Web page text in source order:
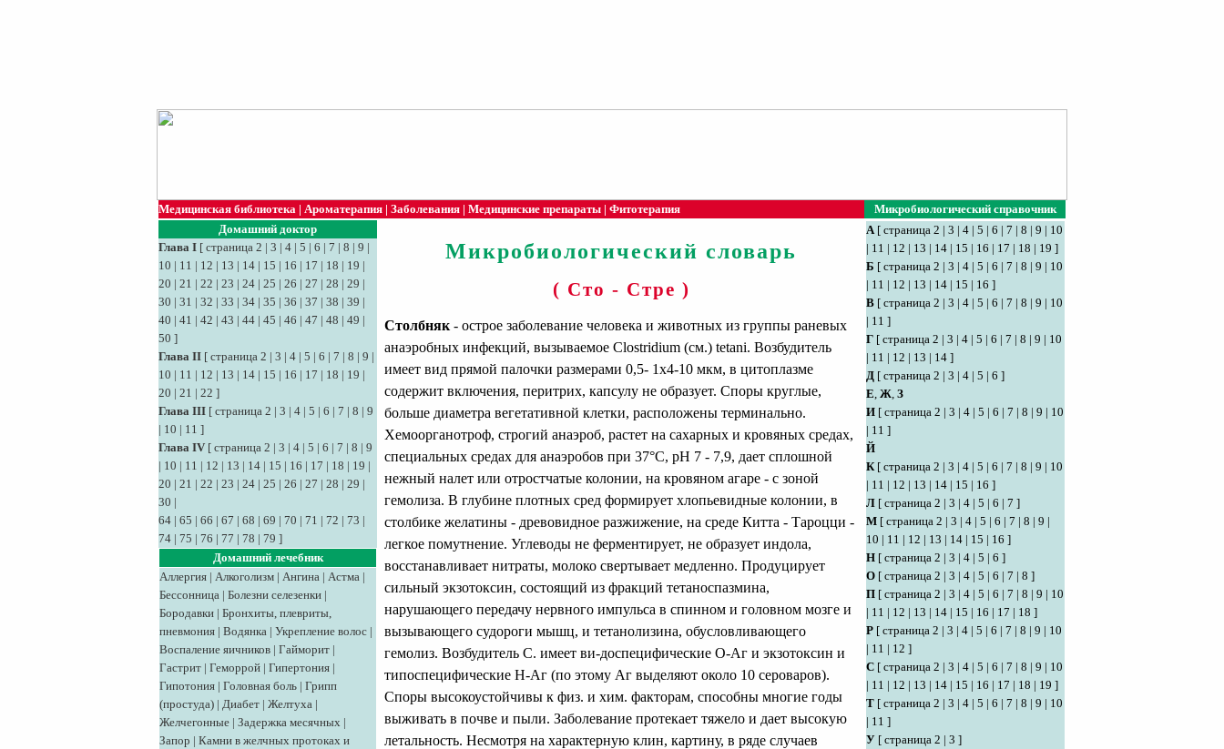
Медицинская библиотека | Ароматерапия | Заболевания | Медицинские препараты | Фитотерапия
Микробиологический справочник
Домашний доктор
Глава I [ страница 2 | 3 | 4 | 5 | 6 | 7 | 8 | 9 |
10 | 11 | 12 | 13 | 14 | 15 | 16 | 17 | 18 | 19 |
20 | 21 | 22 | 23 | 24 | 25 | 26 | 27 | 28 | 29 |
30 | 31 | 32 | 33 | 34 | 35 | 36 | 37 | 38 | 39 |
40 | 41 | 42 | 43 | 44 | 45 | 46 | 47 | 48 | 49 |
50 ]
Глава II [ страница 2 | 3 | 4 | 5 | 6 | 7 | 8 | 9 |
10 | 11 | 12 | 13 | 14 | 15 | 16 | 17 | 18 | 19 |
20 | 21 | 22 ]
Глава III [ страница 2 | 3 | 4 | 5 | 6 | 7 | 8 | 9
| 10 | 11 ]
Глава IV [ страница 2 | 3 | 4 | 5 | 6 | 7 | 8 | 9
| 10 | 11 | 12 | 13 | 14 | 15 | 16 | 17 | 18 | 19 |
20 | 21 | 22 | 23 | 24 | 25 | 26 | 27 | 28 | 29 |
30 |
64 | 65 | 66 | 67 | 68 | 69 | 70 | 71 | 72 | 73 |
74 | 75 | 76 | 77 | 78 | 79 ]
Домашний лечебник
Аллергия | Алкоголизм | Ангина | Астма |
Бессонница | Болезни селезенки |
Бородавки | Бронхиты, плевриты,
пневмония | Водянка | Укрепление волос |
Воспаление яичников | Гайморит |
Гастрит | Геморрой | Гипертония |
Гипотония | Головная боль | Грипп
(простуда) | Диабет | Желтуха |
Желчегонные | Задержка месячных |
Запор | Камни в желчных протоках и
Микробиологический словарь
( Сто - Стре )
Столбняк - острое заболевание человека и животных из группы раневых
анаэробных инфекций, вызываемое Clostridium (см.) tetani. Возбудитель
имеет вид прямой палочки размерами 0,5- 1x4-10 мкм, в цитоплазме
содержит включения, перитрих, капсулу не образует. Споры круглые,
больше диаметра вегетативной клетки, расположены терминально.
Хемоорганотроф, строгий анаэроб, растет на сахарных и кровяных средах,
специальных средах для анаэробов при 37°С, рН 7 - 7,9, дает сплошной
нежный налет или отростчатые колонии, на кровяном агаре - с зоной
гемолиза. В глубине плотных сред формирует хлопьевидные колонии, в
столбике желатины - древовидное разжижение, на среде Китта - Тароцци -
легкое помутнение. Углеводы не ферментирует, не образует индола,
восстанавливает нитраты, молоко свертывает медленно. Продуцирует
сильный экзотоксин, состоящий из фракций тетаноспазмина,
нарушающего передачу нервного импульса в спинном и головном мозге и
вызывающего судороги мышц, и тетанолизина, обусловливающего
гемолиз. Возбудитель С. имеет ви-доспецифические О-Аг и экзотоксин и
типоспецифические Н-Аг (по этому Аг выделяют около 10 сероваров).
Споры высокоустойчивы к физ. и хим. факторам, способны многие годы
выживать в почве и пыли. Заболевание протекает тяжело и дает высокую
летальность. Несмотря на характерную клин, картину, в ряде случаев
А[ страница 2 | 3 | 4 | 5 | 6 | 7 | 8 | 9 | 10
| 11 | 12 | 13 | 14 | 15 | 16 | 17 | 18 | 19 ]
Б [ страница 2 | 3 | 4 | 5 | 6 | 7 | 8 | 9 | 10
| 11 | 12 | 13 | 14 | 15 | 16 ]
В [ страница 2 | 3 | 4 | 5 | 6 | 7 | 8 | 9 | 10
| 11 ]
Г [ страница 2 | 3 | 4 | 5 | 6 | 7 | 8 | 9 | 10
| 11 | 12 | 13 | 14 ]
Д [ страница 2 | 3 | 4 | 5 | 6 ]
Е, Ж, З
И [ страница 2 | 3 | 4 | 5 | 6 | 7 | 8 | 9 | 10
| 11 ]
Й
К[ страница 2 | 3 | 4 | 5 | 6 | 7 | 8 | 9 | 10
| 11 | 12 | 13 | 14 | 15 | 16 ]
Л [ страница 2 | 3 | 4 | 5 | 6 | 7 ]
М [ страница 2 | 3 | 4 | 5 | 6 | 7 | 8 | 9 |
10 | 11 | 12 | 13 | 14 | 15 | 16 ]
Н [ страница 2 | 3 | 4 | 5 | 6 ]
О [ страница 2 | 3 | 4 | 5 | 6 | 7 | 8 ]
П [ страница 2 | 3 | 4 | 5 | 6 | 7 | 8 | 9 | 10
| 11 | 12 | 13 | 14 | 15 | 16 | 17 | 18 ]
Р [ страница 2 | 3 | 4 | 5 | 6 | 7 | 8 | 9 | 10
| 11 | 12 ]
С [ страница 2 | 3 | 4 | 5 | 6 | 7 | 8 | 9 | 10
| 11 | 12 | 13 | 14 | 15 | 16 | 17 | 18 | 19 ]
Т [ страница 2 | 3 | 4 | 5 | 6 | 7 | 8 | 9 | 10
| 11 ]
У [ страница 2 | 3 ]